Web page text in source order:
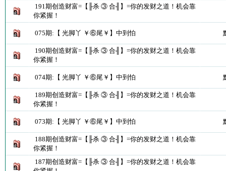
191期创造财富=【╟杀 ③ 合╢】=你的发财之道！机会靠
你紧握！
075期:【 光脚丫 ￥⑥尾￥】中到怕
190期创造财富=【╟杀 ③ 合╢】=你的发财之道！机会靠
你紧握！
074期:【 光脚丫 ￥⑥尾￥】中到怕
189期创造财富=【╟杀 ③ 合╢】=你的发财之道！机会靠
你紧握！
073期:【 光脚丫 ￥⑥尾￥】中到怕
188期创造财富=【╟杀 ③ 合╢】=你的发财之道！机会靠
你紧握！
187期创造财富=【╟杀 ③ 合╢】=你的发财之道！机会靠